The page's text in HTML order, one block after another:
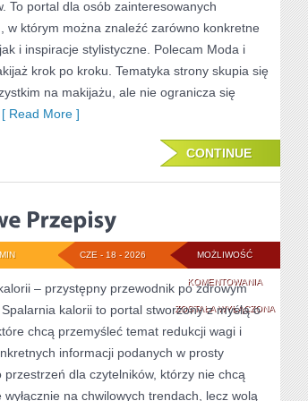
To portal dla osób zainteresowanych
w którym można znaleźć zarówno konkretne
i inspiracje stylistyczne. Polecam Moda i
krok po kroku. Tematyka strony skupia się
na makijażu, ale nie ogranicza się
[ Read More ]
CONTINUE
MOŻLIWOŚĆ
KOMENTOWANIAZDROWE
PRZEPISY
ZOSTAŁA WYŁĄCZONA
CZE - 18 - 2026
– przystępny przewodnik po zdrowym
kalorii to portal stworzony z myślą o
chcą przemyśleć temat redukcji wagi i
informacji podanych w prosty
przestrzeń dla czytelników, którzy nie chcą
wyłącznie na chwilowych trendach, lecz wolą